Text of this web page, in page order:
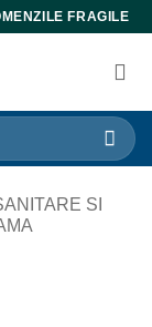
FRAGILE
SI